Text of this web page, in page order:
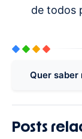
de todos
Quer saber
Posts